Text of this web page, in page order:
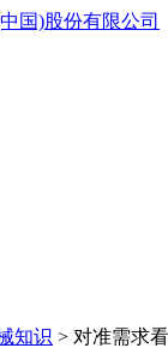
国)股份有限公司
知识 > 对准需求